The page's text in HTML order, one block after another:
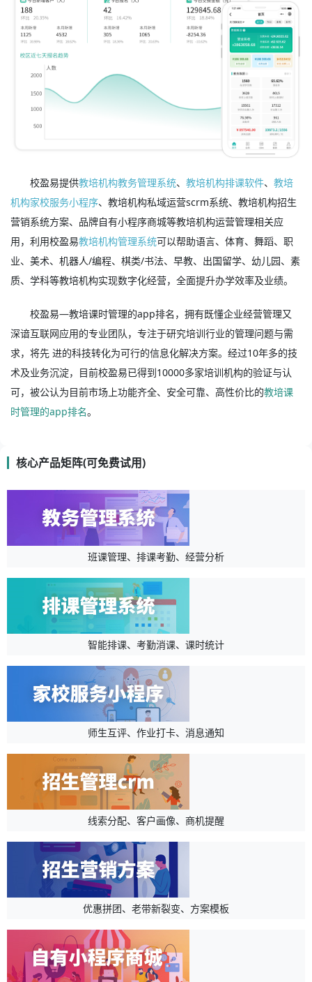
校盈易提供教培机构教务管理系统、教培机构排课软件、教培
机构家校服务小程序、教培机构私域运营scrm系统、教培机构招生
营销系统方案、品牌自有小程序商城等教培机构运营管理相关应
用，利用校盈易教培机构管理系统可以帮助语言、体育、舞蹈、职
业、美术、机器人/编程、棋类/书法、早教、出国留学、幼儿园、素
质、学科等教培机构实现数字化经营，全面提升办学效率及业绩。
校盈易—教培课时管理的app排名，拥有既懂企业经营管理又
深谙互联网应用的专业团队，专注于研究培训行业的管理问题与需
求，将先 进的科技转化为可行的信息化解决方案。经过10年多的技
术及业务沉淀，目前校盈易已得到10000多家培训机构的验证与认
可，被公认为目前市场上功能齐全、安全可靠、高性价比的教培课
时管理的app排名。
核心产品矩阵(可免费试用)
班课管理、排课考勤、经营分析
智能排课、考勤消课、课时统计
师生互评、作业打卡、消息通知
线索分配、客户画像、商机提醒
优惠拼团、老带新裂变、方案模板